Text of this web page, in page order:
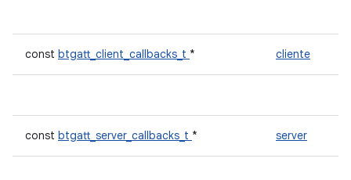
const btgatt_client_callbacks_t * cliente
const btgatt_server_callbacks_t * server